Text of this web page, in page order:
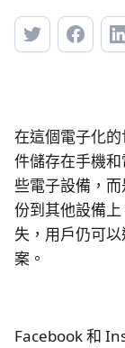
在這個電子化
件儲存在手機
些電子設備，
份到其他設備
失，用戶仍可
案。
Facebook 和